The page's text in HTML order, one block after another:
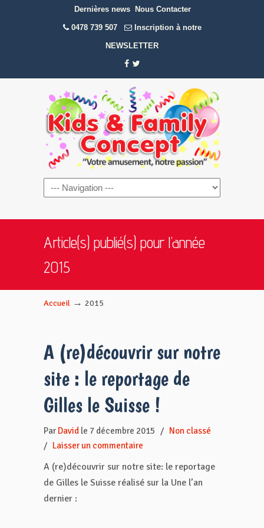
Dernières news Nous Contacter
0478 739 507 Inscription à notre
NEWSLETTER
Navigation
Article(s) publié(s) pour l’année
2015
Accueil → 2015
A (re)découvrir sur notre
site : le reportage de
Gilles le Suisse !
Par David le 7 décembre 2015 / Non classé
/ Laisser un commentaire
A (re)découvrir sur notre site: le reportage
de Gilles le Suisse réalisé sur la Une l’an
dernier :